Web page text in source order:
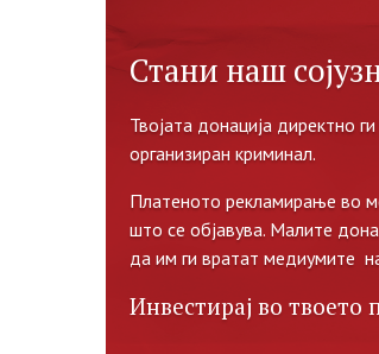
Стани наш
Твојата донација директно
организиран криминал.
Платеното рекламирање во
што се објавува. Малите
да им ги вратат медиумите
Инвестирај во твоето